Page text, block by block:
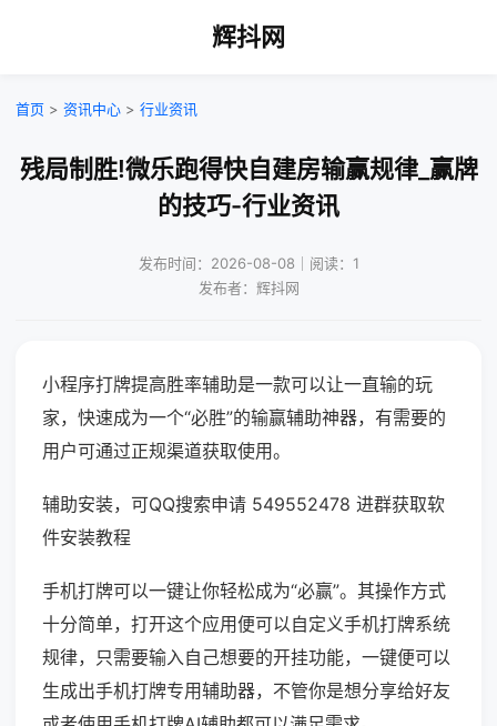
辉抖网
首页 > 资讯中心 > 行业资讯
残局制胜!微乐跑得快自建房输赢规律_赢牌
的技巧-行业资讯
发布时间：2026-08-08｜阅读：1
发布者：辉抖网
小程序打牌提高胜率辅助是一款可以让一直输的玩
家，快速成为一个“必胜”的输赢辅助神器，有需要的
用户可通过正规渠道获取使用。
辅助安装，可QQ搜索申请 549552478 进群获取软
件安装教程
手机打牌可以一键让你轻松成为“必赢”。其操作方式
十分简单，打开这个应用便可以自定义手机打牌系统
规律，只需要输入自己想要的开挂功能，一键便可以
生成出手机打牌专用辅助器，不管你是想分享给好友